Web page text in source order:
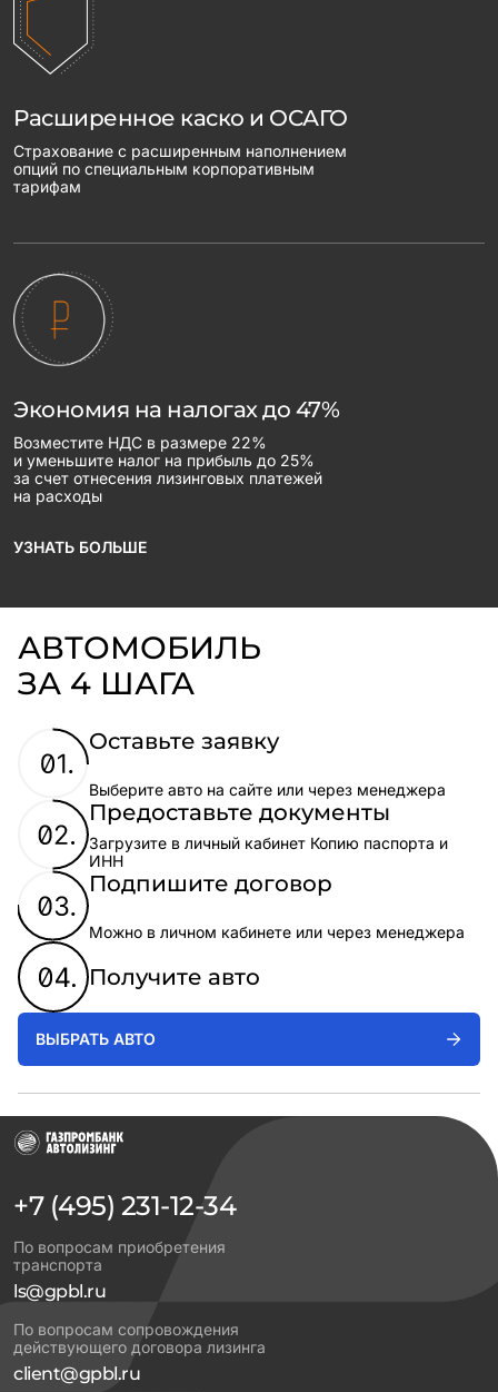
Расширенное каско и ОСАГО
Страхование с расширенным наполнением
опций по специальным корпоративным
тарифам
Экономия на налогах до 47%
Возместите НДС в размере 22%
и уменьшите налог на прибыль до 25%
за счет отнесения лизинговых платежей
на расходы
УЗНАТЬ БОЛЬШЕ
АВТОМОБИЛЬ
ЗА 4 ШАГА
Оставьте заявку
Выберите авто на сайте или через менеджера
Предоставьте документы
Загрузите в личный кабинет Копию паспорта и
ИНН
Подпишите договор
Можно в личном кабинете или через менеджера
Получите авто
ВЫБРАТЬ АВТО
+7 (495) 231-12-34
По вопросам приобретения
транспорта
ls@gpbl.ru
По вопросам сопровождения
действующего договора лизинга
client@gpbl.ru